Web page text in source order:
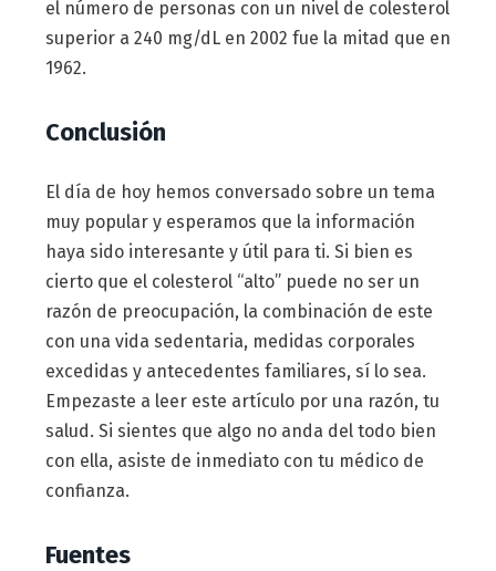
el número de personas con un nivel de colesterol
superior a 240 mg/dL en 2002 fue la mitad que en
1962.
Conclusión
El día de hoy hemos conversado sobre un tema
muy popular y esperamos que la información
haya sido interesante y útil para ti. Si bien es
cierto que el colesterol “alto” puede no ser un
razón de preocupación, la combinación de este
con una vida sedentaria, medidas corporales
excedidas y antecedentes familiares, sí lo sea.
Empezaste a leer este artículo por una razón, tu
salud. Si sientes que algo no anda del todo bien
con ella, asiste de inmediato con tu médico de
confianza.
Fuentes